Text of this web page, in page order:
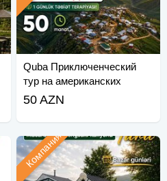
Quba Приключенческий
тур на американских
горках
50 AZN
Компания